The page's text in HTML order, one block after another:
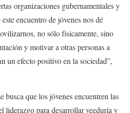
organizaciones gubernamentales y
encuentro de jóvenes nos dé
no sólo físicamente, sino
y motivar a otras personas a
un efecto positivo en la sociedad”,
busca que los jóvenes encuentren las
liderazgo para desarrollar veeduría y